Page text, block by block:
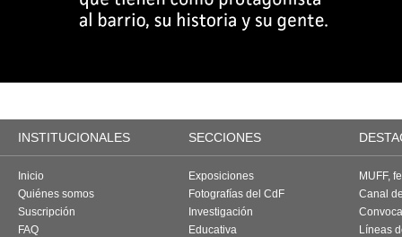
INSTITUCIONALES SECCIONES
Inicio
Quiénes somos
Suscripción
FAQ
Exposiciones
Fotografías del CdF
Investigación
Educativa
MUFF,
Canal
Líneas